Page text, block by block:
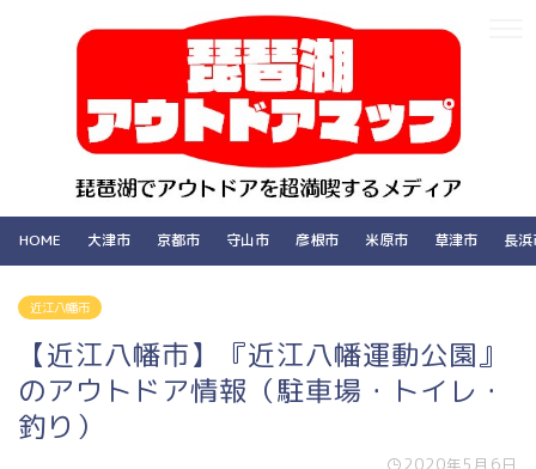
HOME 大津市 京都市 守山市 彦根市 米原市 草津市 長
近江八幡市
【近江八幡市】『近江八幡運動公園』
のアウトドア情報（駐車場・トイレ・
釣り）
2020年5月6日